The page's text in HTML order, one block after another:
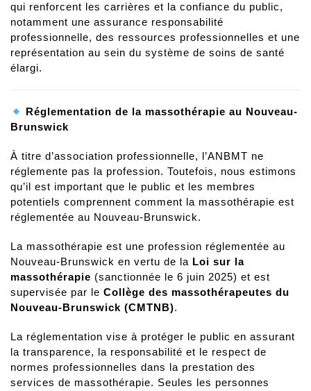
qui renforcent les carrières et la confiance du public,
notamment une assurance responsabilité
professionnelle, des ressources professionnelles et une
représentation au sein du système de soins de santé
élargi.
Réglementation de la massothérapie au Nouveau-
Brunswick
À titre d’association professionnelle, l’ANBMT ne
réglemente pas la profession. Toutefois, nous estimons
qu’il est important que le public et les membres
potentiels comprennent comment la massothérapie est
réglementée au Nouveau-Brunswick.
La massothérapie est une profession réglementée au
Nouveau-Brunswick en vertu de la Loi sur la
massothérapie (sanctionnée le 6 juin 2025) et est
supervisée par le Collège des massothérapeutes du
Nouveau-Brunswick (CMTNB).
La réglementation vise à protéger le public en assurant
la transparence, la responsabilité et le respect de
normes professionnelles dans la prestation des
services de massothérapie. Seules les personnes